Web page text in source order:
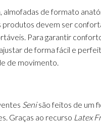
de formato
produtos devem ser
Para garantir
de forma fácil e
de movimento.
Senisão feitos de um
Graças ao recurso Latex